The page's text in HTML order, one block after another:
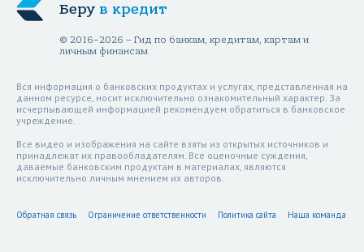
Беру в кредит
© 2016–2026 – Гид по банкам, кредитам, картам и
личным финансам
Вся информация о банковских продуктах и услугах, представленная на
данном ресурсе, носит исключительно ознакомительный характер. За
исчерпывающей информацией рекомендуем обратиться в банковское
учреждение.
Все видео и изображения на сайте взяты из открытых источников и
принадлежат их правообладателям. Все оценочные суждения,
даваемые банковским продуктам в материалах, являются
исключительно личным мнением их авторов.
Обратная связь Ограничение ответственности Политика сайта Наша команда